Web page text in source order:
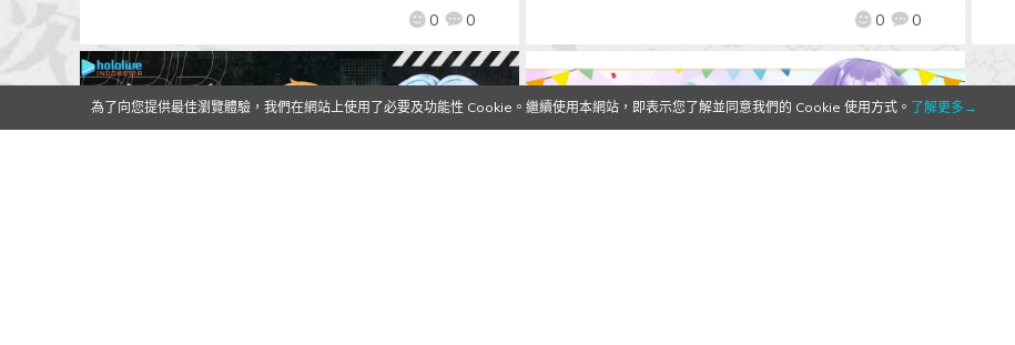
0 0 0 0
為了向您提供最佳瀏覽體驗，我們在網站上使用了必要及功能性 Cookie。繼續使用本網站，即表示您了解並同意我們的 Cookie 使用方式。 了解更多→